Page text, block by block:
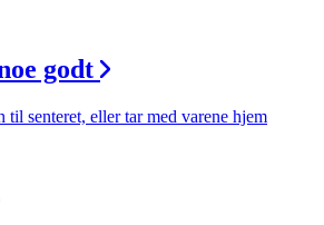
godt
til senteret, eller tar med varene hjem